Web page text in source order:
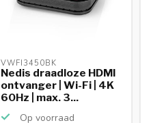
VWFI3450BK
Nedis draadloze HDMI
ontvanger | Wi-Fi | 4K
60Hz | max. 3...
Op voorraad